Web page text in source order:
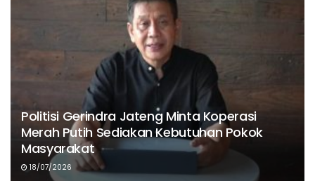
Politisi Gerindra Jateng Minta Koperasi
Merah Putih Sediakan Kebutuhan Pokok
Masyarakat
18/07/2026